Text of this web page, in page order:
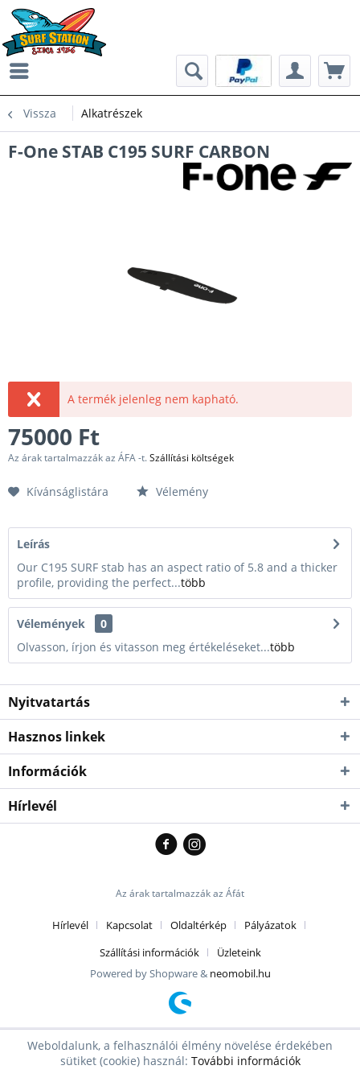
Vissza Alkatrészek
F-One STAB C195 SURF CARBON
A termék jelenleg nem kapható.
75000 Ft
Az árak tartalmazzák az ÁFA -t.Szállítási költségek
Kívánságlistára Vélemény
Leírás
Our C195 SURF stab has an aspect ratio of 5.8 and a thicker
profile, providing the perfect...több
Vélemények
0
Olvasson, írjon és vitasson meg értékeléseket...több
Nyitvatartás
Hasznos linkek
Információk
Hírlevél
Az árak tartalmazzák az Áfát
Hírlevél Kapcsolat Oldaltérkép
Pályázatok
Szállítási információk
Üzleteink
Powered by Shopware & neomobil.hu
Weboldalunk, a felhasználói élmény növelése érdekében
sütiket (cookie) használ: További információk